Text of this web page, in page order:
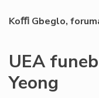
Koﬃ Gbeglo,
UEA
Yeong